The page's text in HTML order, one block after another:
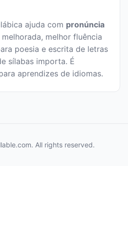
ajuda com pronúncia
melhor fluência
poesia e escrita de letras
sílabas importa. É
aprendizes de idiomas.
All rights reserved.